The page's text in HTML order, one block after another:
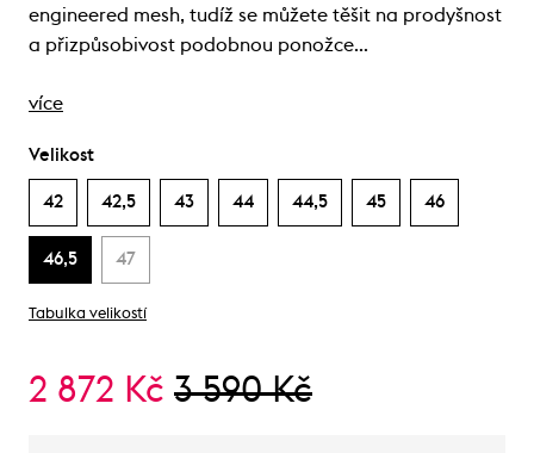
engineered mesh, tudíž se můžete těšit na prodyšnost
a přizpůsobivost podobnou ponožce…
více
Velikost
42 42,5 43 44 44,5 45 46
46,5 47
Tabulka velikostí
2 872 Kč 3 590 Kč